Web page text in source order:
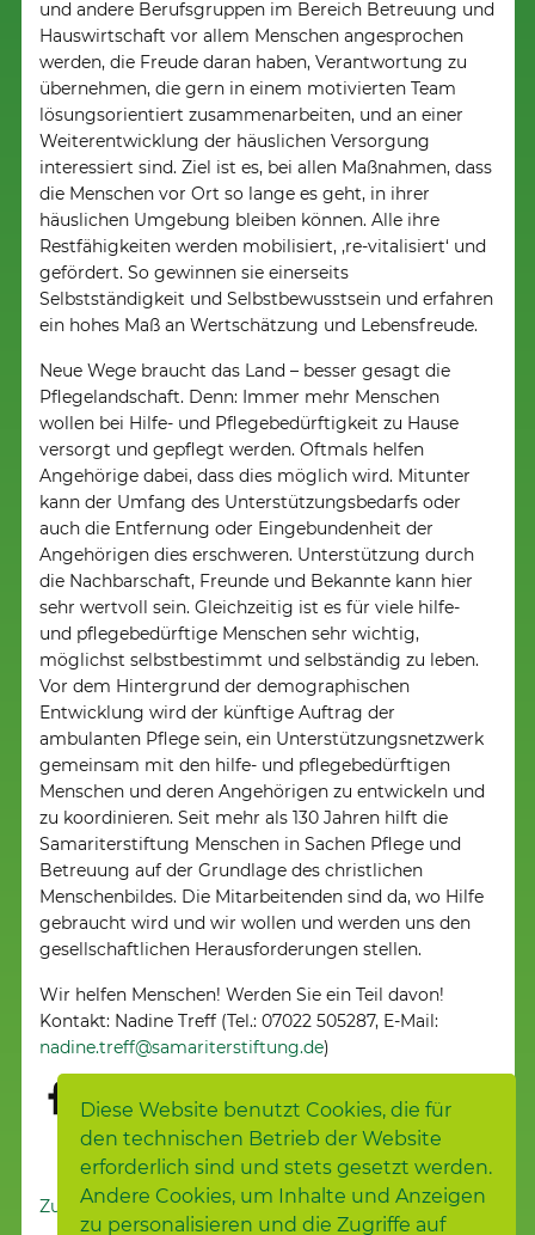
Diese Website benutzt Cookies, die für
den technischen Betrieb der Website
erforderlich sind und stets gesetzt werden.
Andere Cookies, um Inhalte und Anzeigen
zu personalisieren und die Zugriffe auf
und andere Berufsgruppen im Bereich Betreuung und
Hauswirtschaft vor allem Menschen angesprochen
werden, die Freude daran haben, Verantwortung zu
übernehmen, die gern in einem motivierten Team
lösungsorientiert zusammenarbeiten, und an einer
Weiterentwicklung der häuslichen Versorgung
interessiert sind. Ziel ist es, bei allen Maßnahmen, dass
die Menschen vor Ort so lange es geht, in ihrer
häuslichen Umgebung bleiben können. Alle ihre
Restfähigkeiten werden mobilisiert, ‚re-vitalisiert‘ und
gefördert. So gewinnen sie einerseits
Selbstständigkeit und Selbstbewusstsein und erfahren
ein hohes Maß an Wertschätzung und Lebensfreude.
Neue Wege braucht das Land – besser gesagt die
Pflegelandschaft. Denn: Immer mehr Menschen
wollen bei Hilfe- und Pflegebedürftigkeit zu Hause
versorgt und gepflegt werden. Oftmals helfen
Angehörige dabei, dass dies möglich wird. Mitunter
kann der Umfang des Unterstützungsbedarfs oder
auch die Entfernung oder Eingebundenheit der
Angehörigen dies erschweren. Unterstützung durch
die Nachbarschaft, Freunde und Bekannte kann hier
sehr wertvoll sein. Gleichzeitig ist es für viele hilfe-
und pflegebedürftige Menschen sehr wichtig,
möglichst selbstbestimmt und selbständig zu leben.
Vor dem Hintergrund der demographischen
Entwicklung wird der künftige Auftrag der
ambulanten Pflege sein, ein Unterstützungsnetzwerk
gemeinsam mit den hilfe- und pflegebedürftigen
Menschen und deren Angehörigen zu entwickeln und
zu koordinieren. Seit mehr als 130 Jahren hilft die
Samariterstiftung Menschen in Sachen Pflege und
Betreuung auf der Grundlage des christlichen
Menschenbildes. Die Mitarbeitenden sind da, wo Hilfe
gebraucht wird und wir wollen und werden uns den
gesellschaftlichen Herausforderungen stellen.
Wir helfen Menschen! Werden Sie ein Teil davon!
Kontakt: Nadine Treff (Tel.: 07022 505287, E-Mail:
nadine.treff@samariterstiftung.de)
Zur Nachrichtenübersicht